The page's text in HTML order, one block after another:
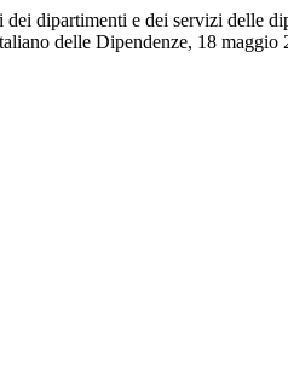
dipartimenti e dei servizi delle
delle Dipendenze, 18 maggio